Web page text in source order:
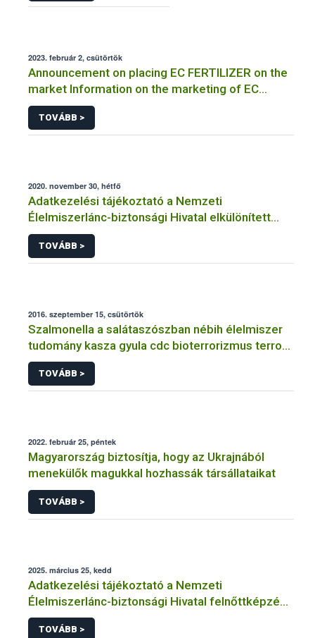
2023. február 2, csütörtök
Announcement on placing EC FERTILIZER on the
market Information on the marketing of EC
FERTILIZER and the application for a certificate
TOVÁBB >
2020. november 30, hétfő
Adatkezelési tájékoztató a Nemzeti
Élelmiszerlánc-biztonsági Hivatal elkülönített
visszaélés-bejelentési rendszerhez kapcsolódó
adatkezeléséhez
TOVÁBB >
2016. szeptember 15, csütörtök
Szalmonella a salátaszószban nébih élelmiszer
tudomány kasza gyula cdc bioterrorizmus terror
lépfene
TOVÁBB >
2022. február 25, péntek
Magyarország biztosítja, hogy az Ukrajnából
menekülők magukkal hozhassák társállataikat
TOVÁBB >
2025. március 25, kedd
Adatkezelési tájékoztató a Nemzeti
Élelmiszerlánc-biztonsági Hivatal felnőttképzési
tevékenységéhez kapcsolódó adatkezeléséhez
TOVÁBB >